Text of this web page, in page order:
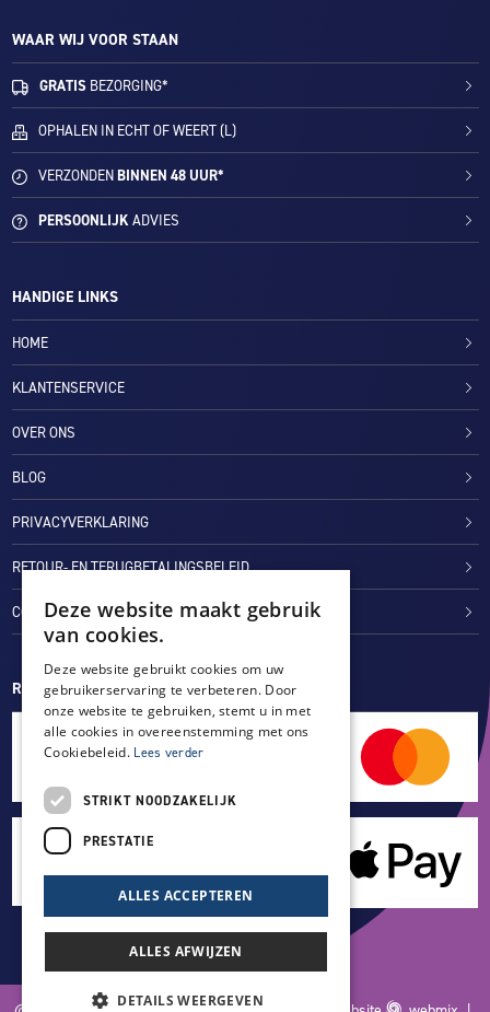
WAAR WIJ VOOR STAAN
GRATIS BEZORGING*
OPHALEN IN ECHT OF WEERT (L)
VERZONDENBINNEN 48 UUR*
PERSOONLIJKADVIES
HANDIGE LINKS
HOME
KLANTENSERVICE
OVER ONS
BLOG
PRIVACYVERKLARING
RETOUR- EN TERUGBETALINGSBELEID
COOKIES
REVIEWMERK
Deze website maakt gebruik
van cookies.
Deze website gebruikt cookies om uw
gebruikerservaring te verbeteren. Door
onze website te gebruiken, stemt u in met
alle cookies in overeenstemming met ons
Cookiebeleid. Lees verder
STRIKT NOODZAKELIJK
PRESTATIE
ALLES ACCEPTEREN
ALLES AFWIJZEN
DETAILS WEERGEVEN